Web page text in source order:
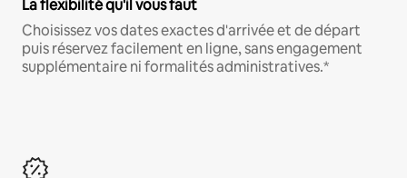
La flexibilité qu'il vous faut
Choisissez vos dates exactes d'arrivée et de départ
puis réservez facilement en ligne, sans engagement
supplémentaire ni formalités administratives.*